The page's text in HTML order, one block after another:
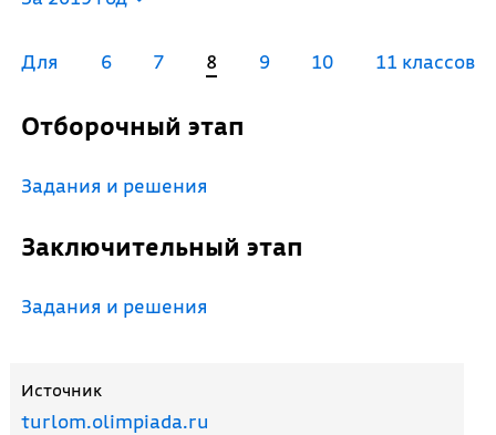
Для 6 7 8 9 10 11 классов
Отборочный этап
Задания и решения
Заключительный этап
Задания и решения
Источник
turlom.olimpiada.ru